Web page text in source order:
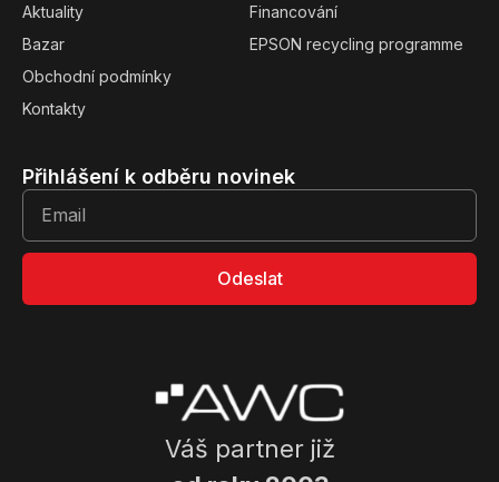
Váš partner již
Financování
EPSON recycling programme
Aktuality
Bazar
Obchodní podmínky
Kontakty
Přihlášení k odběru novinek
Odeslat